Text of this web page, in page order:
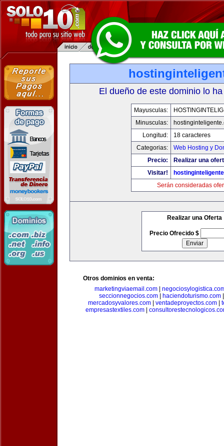
El dueño de este dominio lo
Mayusculas:
Minusculas:
Longitud:
18 caracteres
Categorias:
Web Hosting y
Precio:
Realizar una
Visitar!
Serán consideradas
Realizar una Oferta
Precio Ofrecido $
Otros dominios en venta:
marketingviaemail.com|
seccionnegocios.com
haciendoturismo.com
mercadosyvalores.com| ventadeproyectos.com|
empresastextiles.com|